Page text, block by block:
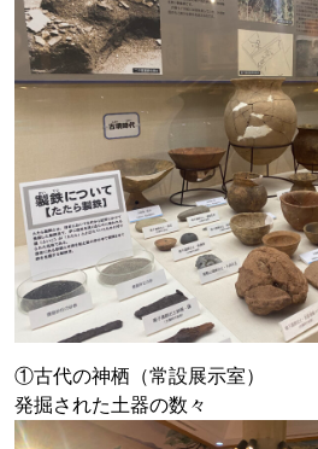
①古代の神栖（常設展示室）
発掘された土器の数々